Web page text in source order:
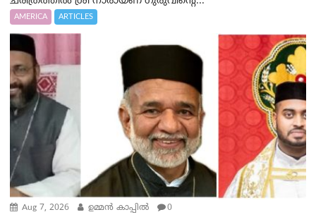
AMERICA ARTICLES
Aug 7, 2026 ഉമ്മന്‍ കാപ്പില്‍ 0